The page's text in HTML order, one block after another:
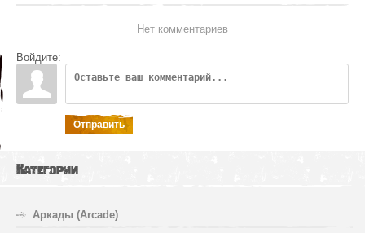
Нет комментариев
Войдите:
Отправить
Категории
Аркады (Arcade)